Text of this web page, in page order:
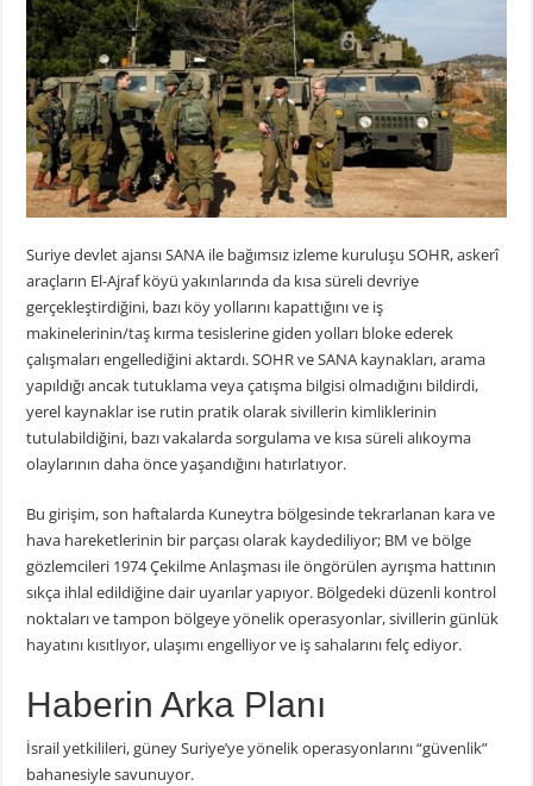
Suriye devlet ajansı SANA ile bağımsız izleme kuruluşu SOHR, askerî
araçların El-Ajraf köyü yakınlarında da kısa süreli devriye
gerçekleştirdiğini, bazı köy yollarını kapattığını ve iş
makinelerinin/taş kırma tesislerine giden yolları bloke ederek
çalışmaları engellediğini aktardı. SOHR ve SANA kaynakları, arama
yapıldığı ancak tutuklama veya çatışma bilgisi olmadığını bildirdi,
yerel kaynaklar ise rutin pratik olarak sivillerin kimliklerinin
tutulabildiğini, bazı vakalarda sorgulama ve kısa süreli alıkoyma
olaylarının daha önce yaşandığını hatırlatıyor.
Bu girişim, son haftalarda Kuneytra bölgesinde tekrarlanan kara ve
hava hareketlerinin bir parçası olarak kaydediliyor; BM ve bölge
gözlemcileri 1974 Çekilme Anlaşması ile öngörülen ayrışma hattının
sıkça ihlal edildiğine dair uyarılar yapıyor. Bölgedeki düzenli kontrol
noktaları ve tampon bölgeye yönelik operasyonlar, sivillerin günlük
hayatını kısıtlıyor, ulaşımı engelliyor ve iş sahalarını felç ediyor.
Haberin Arka Planı
İsrail yetkilileri, güney Suriye’ye yönelik operasyonlarını “güvenlik”
bahanesiyle savunuyor.